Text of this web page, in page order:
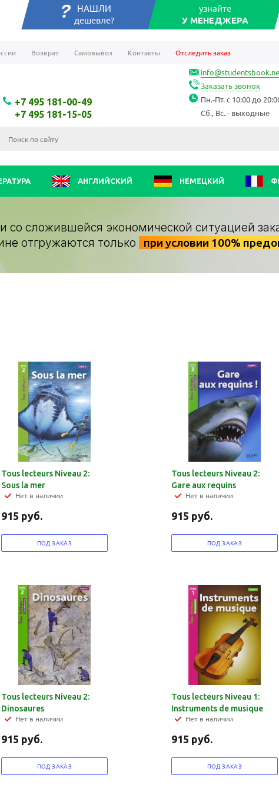
НАШЛИ
дешевле?
узнайте
У МЕНЕДЖЕРА
Возврат Самовывоз Контакты Отследить заказ
+7 495 181-00-49
+7 495 181-15-05
Заказать звонок
Пн.-Пт. с 10:00 до
Сб., Вс. - выходные
АНГЛИЙСКИЙ НЕМЕЦКИЙ
со сложившейся экономической ситуацией
отгружаются только
при условии 100%
Tous lecteurs Niveau 2:
Sous la mer
Нет в наличии
915 руб.
ПОД ЗАКАЗ
Tous lecteurs Niveau 2:
Gare aux requins
Нет в наличии
915 руб.
ПОД ЗАКАЗ
Tous lecteurs Niveau 2:
Dinosaures
Нет в наличии
915 руб.
ПОД ЗАКАЗ
Tous lecteurs Niveau 1:
Instruments de musique
Нет в наличии
915 руб.
ПОД ЗАКАЗ
Ваш E-mail:
Ваш E-mail: